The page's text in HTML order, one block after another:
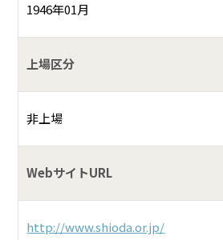
1946年01月
上場区分
非上場
WebサイトURL
http://www.shioda.or.jp/